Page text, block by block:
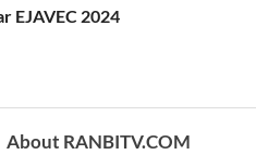
EJAVEC 2024
About RANBITV.COM